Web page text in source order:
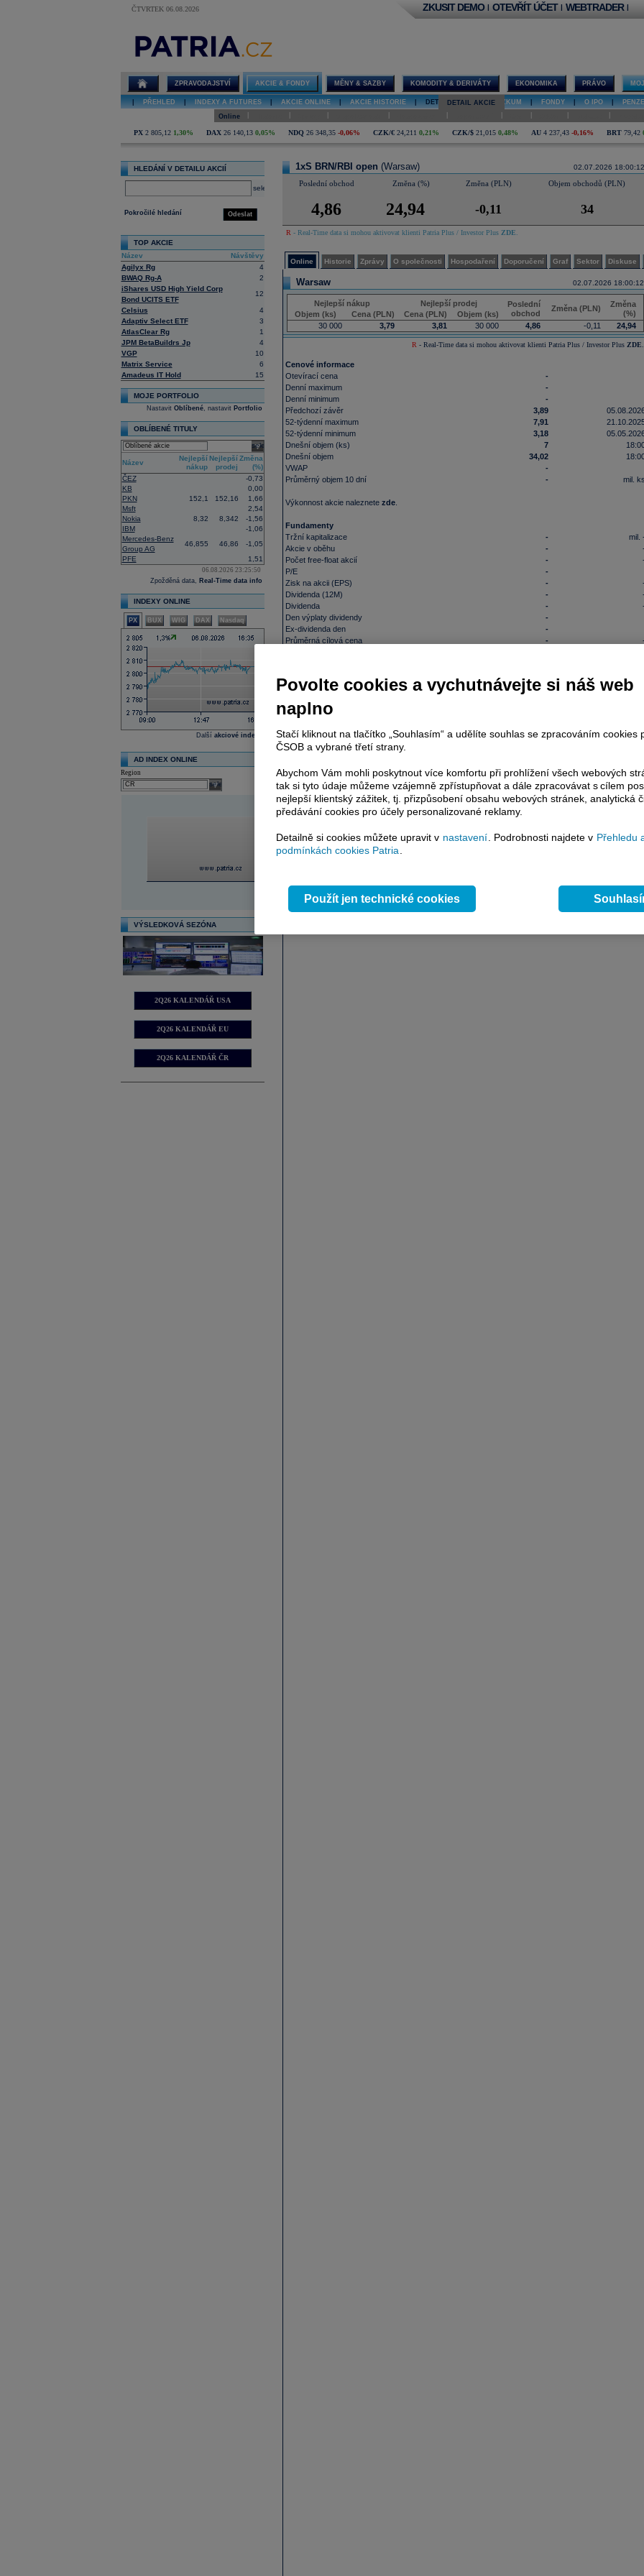
ČTVRTEK 06.08.2026
1xS BRN/RBI
open online
ZKUSIT DEMO | OTEVŘÍT ÚČET | WEBTRADER |
ZPRAVODAJSTVÍ AKCIE & FONDY MĚNY & SAZBY KOMODITY & DERIVÁTY EKONOMIKA PRÁVO
PŘEHLED INDEXY A FUTURES AKCIE ONLINE AKCIE HISTORIE DETAIL AKCIE | VÝZKUM FONDY O IPO PENZE
DETAIL AKCIE
Online
PX 2 805,12 1,30% DAX 26 140,13 0,05% NDQ 26 348,35 -0,06% CZK/€ 24,211 0,21% CZK/$ 21,015 0,48% AU 4 237,43 -0,16% BRT 79,42
HLEDÁNÍ V DETAILU AKCIÍ
select
Odeslat
Pokročilé hledání
TOP AKCIE
Název
Návštěvy
Agilyx Rg
4
BWAQ Rg-A
2
iShares USD High Yield Corp
Bond UCITS ETF
12
Celsius
4
Adaptiv Select ETF
3
AtlasClear Rg
1
JPM BetaBuildrs Jp
4
VGP
10
Matrix Service
6
Amadeus IT Hold
15
MOJE PORTFOLIO
Nastavit Oblíbené, nastavit Portfolio
OBLÍBENÉ TITULY
select
Název
Nejlepší
nákup
Nejlepší
prodej
Změna
(%)
ČEZ
-0,73
KB
0,00
PKN
152,1 152,16
1,66
Msft
2,54
Nokia
8,32 8,342
-1,56
IBM
-1,06
Mercedes-Benz
Group AG
46,855 46,86
-1,05
PFE
1,51
06.08.2026 23:25:50
Zpožděná data, Real-Time data info
INDEXY ONLINE
PX BUX WIG DAX Nasdaq
Další akciové indexy
AD INDEX ONLINE
Region
select
VÝSLEDKOVÁ SEZÓNA
2Q26 KALENDÁŘ USA
2Q26 KALENDÁŘ EU
2Q26 KALENDÁŘ ČR
02.07.2026 18:00:12
1xS BRN/RBI open (Warsaw)
Poslední obchod Změna (%) Změna (PLN) Objem obchodů (PLN)
4,86 24,94 -0,11 34
R - Real-Time data si mohou aktivovat klienti Patria Plus / Investor Plus ZDE
Online Historie Zprávy O společnosti Hospodaření Doporučení Graf Sektor Diskuse
02.07.2026 18:00:12
Warsaw
Nejlepší nákup Nejlepší prodej
Poslední
obchod
Změna (PLN)
Změna
(%)
Objem (ks) Cena (PLN) Cena (PLN)
Objem (ks)
30 000
3,79 3,81 30 000 4,86 -0,11 24,94
R - Real-Time data si mohou aktivovat klienti Patria Plus / Investor Plus ZDE
Cenové informace
Otevírací cena
-
Denní maximum
-
Denní minimum
-
Předchozí závěr
3,89
52-týdenní maximum
7,91
52-týdenní minimum
3,18
Dnešní objem (ks)
7
Dnešní objem
34,02
VWAP
-
Průměrný objem 10 dní
- mil. ks
Výkonnost akcie naleznete zde.
Fundamenty
Tržní kapitalizace
-
mil. -
Akcie v oběhu
-
-
Počet free-float akcií
-
-
P/E
-
Zisk na akcii (EPS)
-
-
Dividenda (12M)
-
-
Dividenda
-
-
Den výplaty dividendy
-
Ex-dividenda den
-
Průměrná cílová cena
- -
Povolte cookies a vychutnávejte si náš web
naplno
Stačí kliknout na tlačítko „Souhlasím“ a udělíte souhlas se zpracováním cookies
ČSOB a vybrané třetí strany.
Abychom Vám mohli poskytnout více komfortu při prohlížení všech webových
tak si tyto údaje můžeme vzájemně zpřístupňovat a dále zpracovávat s cílem
nejlepší klientský zážitek, tj. přizpůsobení obsahu webových stránek, analytická
předávání cookies pro účely personalizované reklamy.
Detailně si cookies můžete upravit v nastavení . Podrobnosti najdete v Přehledu
podmínkách cookies Patria
Použít jen technické cookies